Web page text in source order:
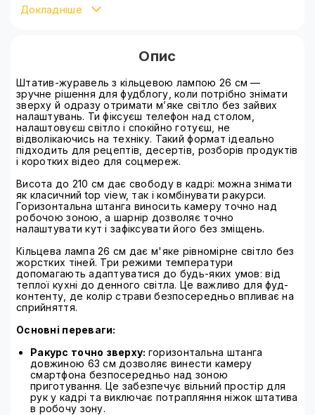
Детальніше ознайомитися зі способами оплати можна
Докладніше
Опис
Штатив-журавель з кільцевою лампою 26 см —
зручне рішення для фудблогу, коли потрібно знімати
зверху й одразу отримати м’яке світло без зайвих
налаштувань. Ти фіксуєш телефон над столом,
налаштовуєш світло і спокійно готуєш, не
відволікаючись на техніку. Такий формат ідеально
підходить для рецептів, десертів, розборів продуктів
і коротких відео для соцмереж.
Висота до 210 см дає свободу в кадрі: можна знімати
як класичний top view, так і комбінувати ракурси.
Горизонтальна штанга виносить камеру точно над
робочою зоною, а шарнір дозволяє точно
налаштувати кут і зафіксувати його без зміщень.
Кільцева лампа 26 см дає м'яке рівномірне світло без
жорстких тіней. Три режими температури
допомагають адаптуватися до будь-яких умов: від
теплої кухні до денного світла. Це важливо для фуд-
контенту, де колір страви безпосередньо впливає на
сприйняття.
Основні переваги:
Ракурс точно зверху: горизонтальна штанга
довжиною 63 см дозволяє винести камеру
смартфона безпосередньо над зоною
приготування. Це забезпечує вільний простір для
рук у кадрі та виключає потрапляння ніжок штатива
в робочу зону.